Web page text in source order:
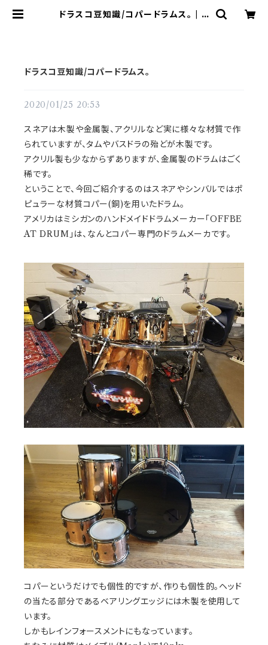
ドラスコ豆知識/コパードラムス。 | ド
ドラスコ豆知識/コパードラムス。
2020/01/25 20:53
スネアは木製や金属製、アクリルなど実に様々な材質で作
られていますが、タムやバスドラの殆どが木製です。
アクリル製も少なからずありますが、金属製のドラムはごく
稀です。
ということで、今回ご紹介するのはスネアやシンバルではポ
ピュラーな材質コパー(銅)を用いたドラム。
アメリカはミシガンのハンドメイドドラムメーカー「OFFBE
AT DRUM」は、なんとコパー専門のドラムメーカです。
コパーというだけでも個性的ですが、作りも個性的。ヘッド
の当たる部分であるベアリングエッジには木製を使用して
います。
しかもレインフォースメントにもなっています。